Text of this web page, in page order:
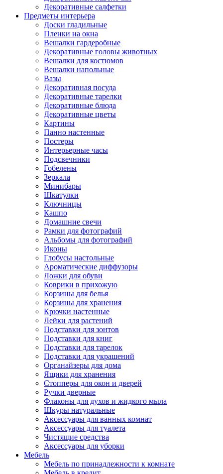
Декоративные салфетки
Предметы интерьера
Доски гладильные
Пленки на окна
Вешалки гардеробные
Декоративные головы животных
Вешалки для костюмов
Вешалки напольные
Вазы
Декоративная посуда
Декоративные тарелки
Декоративные блюда
Декоративные цветы
Картины
Панно настенные
Постеры
Интерьерные часы
Подсвечники
Гобелены
Зеркала
Минибары
Шкатулки
Ключницы
Кашпо
Домашние свечи
Рамки для фотографий
Альбомы для фотографий
Иконы
Глобусы настольные
Ароматические диффузоры
Ложки для обуви
Коврики в прихожую
Корзины для белья
Корзины для хранения
Крючки настенные
Лейки для растений
Подставки для зонтов
Подставки для книг
Подставки для тарелок
Подставки для украшений
Органайзеры для дома
Ящики для хранения
Стопперы для окон и дверей
Ручки дверные
Флаконы для духов и жидкого мыла
Шкуры натуральные
Аксессуары для ванных комнат
Аксессуары для туалета
Чистящие средства
Аксессуары для уборки
Мебель
Мебель по принадлежности к комнате